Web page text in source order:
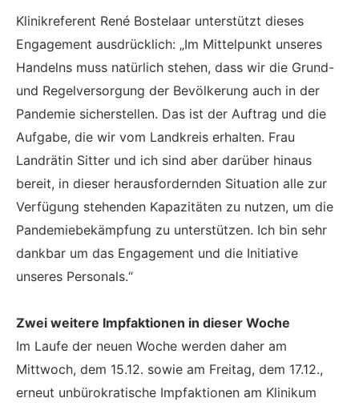
Klinikreferent René Bostelaar unterstützt dieses
Engagement ausdrücklich: „Im Mittelpunkt unseres
Handelns muss natürlich stehen, dass wir die Grund-
und Regelversorgung der Bevölkerung auch in der
Pandemie sicherstellen. Das ist der Auftrag und die
Aufgabe, die wir vom Landkreis erhalten. Frau
Landrätin Sitter und ich sind aber darüber hinaus
bereit, in dieser herausfordernden Situation alle zur
Verfügung stehenden Kapazitäten zu nutzen, um die
Pandemiebekämpfung zu unterstützen. Ich bin sehr
dankbar um das Engagement und die Initiative
unseres Personals.“
Zwei weitere Impfaktionen in dieser Woche
Im Laufe der neuen Woche werden daher am
Mittwoch, dem 15.12. sowie am Freitag, dem 17.12.,
erneut unbürokratische Impfaktionen am Klinikum